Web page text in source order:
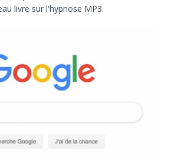
livre sur l'hypnose MP3.